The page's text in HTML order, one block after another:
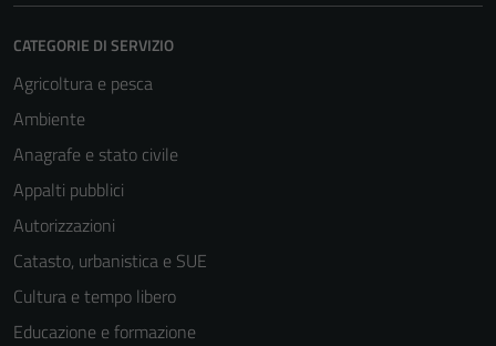
CATEGORIE DI SERVIZIO
Agricoltura e pesca
Ambiente
Anagrafe e stato civile
Appalti pubblici
Autorizzazioni
Catasto, urbanistica e SUE
Cultura e tempo libero
Educazione e formazione